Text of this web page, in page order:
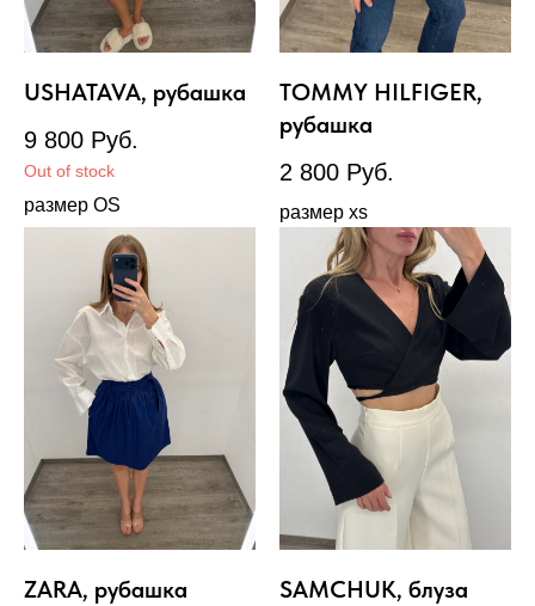
USHATAVA, рубашка
9 800 Руб.
Out of stock
размер OS
TOMMY HILFIGER,
рубашка
2 800 Руб.
размер xs
ZARA, рубашка SAMCHUK, блуза